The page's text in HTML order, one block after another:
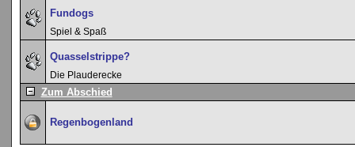
Fundogs
Spiel & Spaß
Quasselstrippe?
Die Plauderecke
Zum Abschied
Regenbogenland